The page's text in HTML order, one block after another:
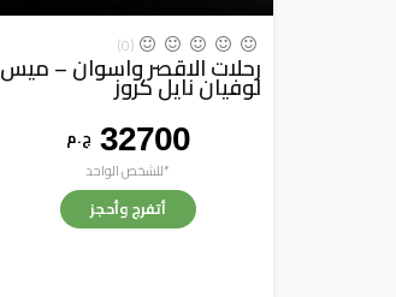
(0)
رحلات الاقصر واسوان – ميس
لوفيان نايل كروز
32700 ج . م
*للشخص الواحد
أتفرج وأحجز